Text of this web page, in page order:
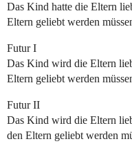
Das Kind hatte die Eltern
Eltern geliebt werden
Futur I
Das Kind wird die Eltern
Eltern geliebt werden
Futur II
Das Kind wird die Eltern
den Eltern geliebt werden